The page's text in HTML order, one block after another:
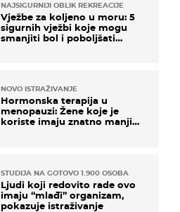
NAJSIGURNIJI OBLIK REKREACIJE
Vježbe za koljeno u moru: 5
sigurnih vježbi koje mogu
smanjiti bol i poboljšati
NOVO ISTRAŽIVANJE
Hormonska terapija u
menopauzi: Žene koje je
koriste imaju znatno manji
STUDIJA NA GOTOVO 1.900 OSOBA
Ljudi koji redovito rade ovo
imaju “mlađi” organizam,
pokazuje istraživanje